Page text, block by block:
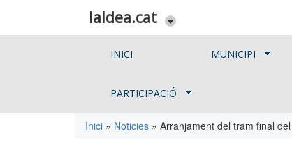
laldea.cat
INICI MUNICIPI
PARTICIPACIÓ
Esteu aquí
Inici » Noticies » Arranjament del tram final